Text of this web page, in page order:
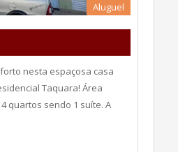
Aluguel
nesta espaçosa casa
Taquara! Área
quartos sendo 1 suíte. A